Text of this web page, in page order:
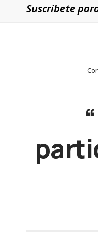
Suscríbete